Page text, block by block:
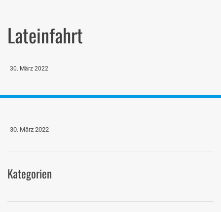
Lateinfahrt
30. März 2022
30. März 2022
Kategorien